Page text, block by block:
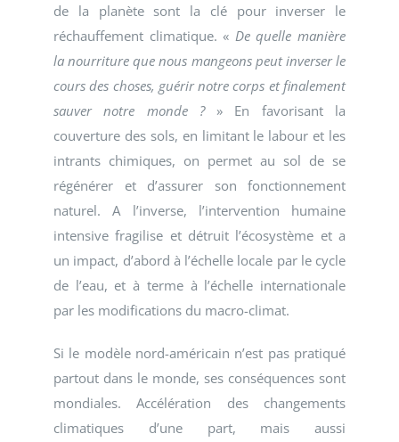
de la planète sont la clé pour inverser le
réchauffement climatique. « De quelle manière
la nourriture que nous mangeons peut inverser le
cours des choses, guérir notre corps et finalement
sauver notre monde ?» En favorisant la
couverture des sols, en limitant le labour et les
intrants chimiques, on permet au sol de se
régénérer et d’assurer son fonctionnement
naturel. A l’inverse, l’intervention humaine
intensive fragilise et détruit l’écosystème et a
un impact, d’abord à l’échelle locale par le cycle
de l’eau, et à terme à l’échelle internationale
par les modifications du macro-climat.
Si le modèle nord-américain n’est pas pratiqué
partout dans le monde, ses conséquences sont
mondiales. Accélération des changements
climatiques d’une part, mais aussi